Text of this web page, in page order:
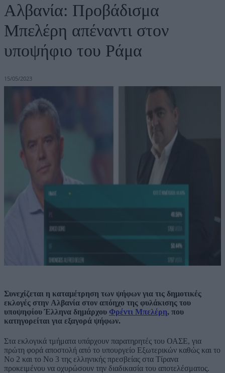
Αλβανία: Προβάδισμα
Μπελέρη απέναντι στον
υποψήφιο του Ράμα
15/05/2023
Συνεχίζεται η καταμέτρηση των ψήφων για τις δημοτικές
εκλογές στην Αλβανία στον απόηχο της φυλάκισης του
υποψηφίου Έλληνα δημάρχου Φρέντι Μπελέρη, που
κατηγορείται για εξαγορά ψήφων.
Στα εκλογικά τμήματα υπάρχουν παρατηρητές του ΟΑΣΕ, για
πρώτη φορά αποστολή από το υπουργείο Εξωτερικών καθώς και το
Νο 2 και το Νο 3 της ελληνικής πρεσβείας στα Τίρανα
προκειμένου να οχυρώσουν την διαδικασία του αποτελέσματος.